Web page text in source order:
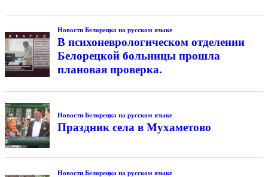
Новости Белорецка на русском языке
В психоневрологическом отделении
Белорецкой больницы прошла
плановая проверка.
Новости Белорецка на русском языке
Праздник села в Мухаметово
Новости Белорецка на русском языке